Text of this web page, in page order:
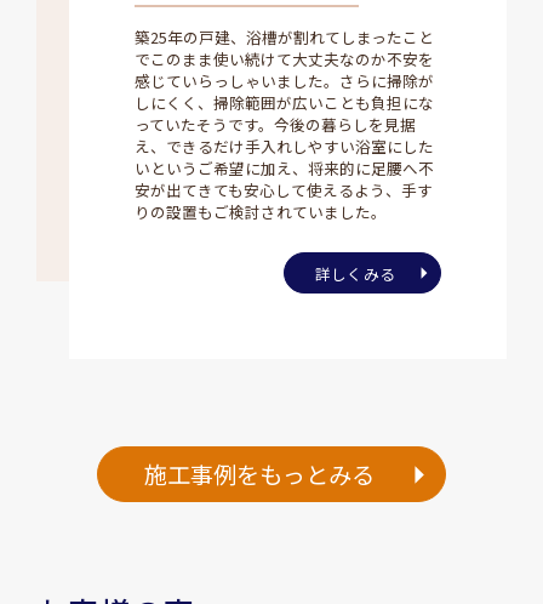
築25年の戸建、浴槽が割れてしまったこと
でこのまま使い続けて大丈夫なのか不安を
感じていらっしゃいました。さらに掃除が
しにくく、掃除範囲が広いことも負担にな
っていたそうです。今後の暮らしを見据
え、できるだけ手入れしやすい浴室にした
いというご希望に加え、将来的に足腰へ不
安が出てきても安心して使えるよう、手す
りの設置もご検討されていました。
詳しくみる
施工事例をもっとみる